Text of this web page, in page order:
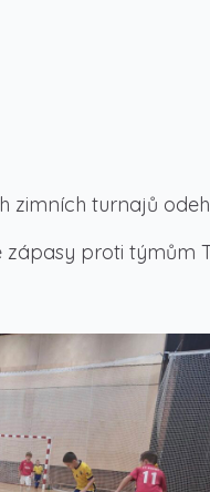
zimních turnajů
proti týmům